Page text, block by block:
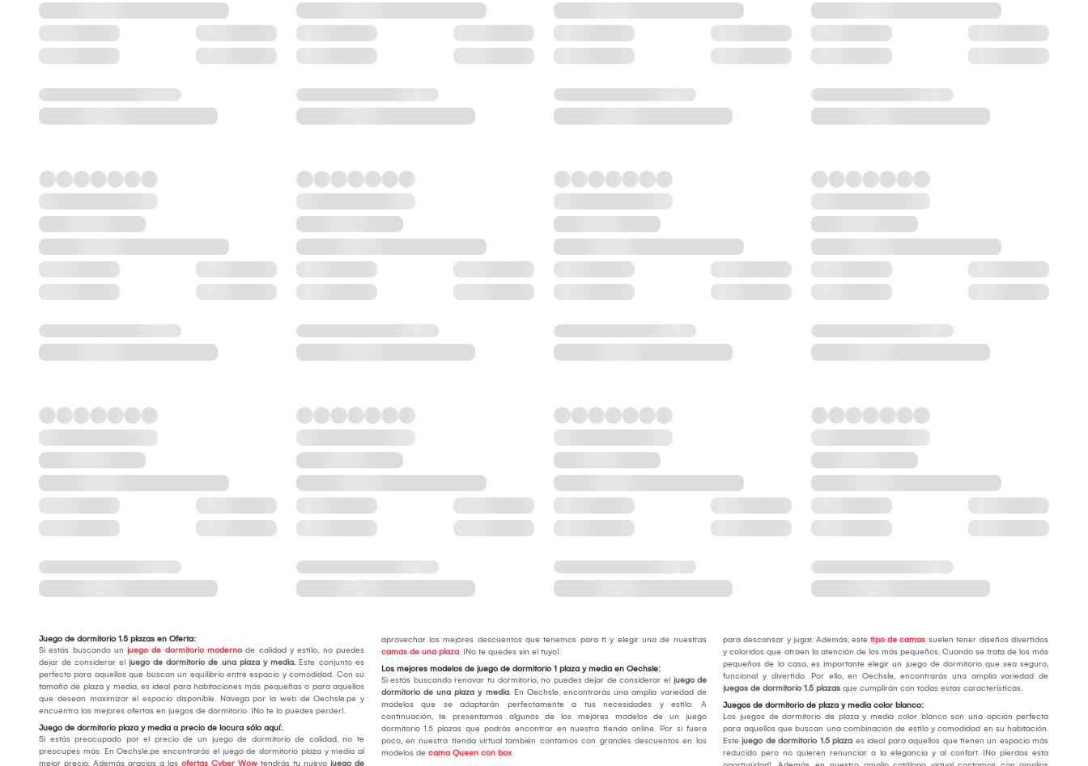
Juego de dormitorio 1.5 plazas en Oferta:
Si estás buscando un juego de dormitorio moderno de calidad y estilo, no puedes
dejar de considerar el juego de dormitorio de una plaza y media. Este conjunto es
perfecto para aquellos que buscan un equilibrio entre espacio y comodidad. Con su
tamaño de plaza y media, es ideal para habitaciones más pequeñas o para aquellos
que desean maximizar el espacio disponible. Navega por la web de Oechsle.pe y
encuentra las mejores ofertas en juegos de dormitorio. ¡No te lo puedes perder!.
Juego de dormitorio plaza y media a precio de locura sólo aquí:
Si estás preocupado por el precio de un juego de dormitorio de calidad, no te
preocupes más. En Oechsle.pe encontrarás el juego de dormitorio plaza y media al
mejor precio. Además gracias a las ofertas Cyber Wow tendrás tu nuevo juego de
aprovechar los mejores descuentos que tenemos para ti y elegir una de nuestras
camas de una plaza. ¡No te quedes sin el tuyo!.
Los mejores modelos de juego de dormitorio 1 plaza y media en Oechsle:
Si estás buscando renovar tu dormitorio, no puedes dejar de considerar el juego de
dormitorio de una plaza y media. En Oechsle, encontrarás una amplia variedad de
modelos que se adaptarán perfectamente a tus necesidades y estilo. A
continuación, te presentamos algunos de los mejores modelos de un juego
dormitorio 1.5 plazas que podrás encontrar en nuestra tienda online. Por si fuera
poco, en nuestra tienda virtual también contamos con grandes descuentos en los
modelos de cama Queen con box.
para descansar y jugar. Además, estetipo de camas suelen tener diseños divertidos
y coloridos que atraen la atención de los más pequeños. Cuando se trata de los más
pequeños de la casa, es importante elegir un juego de dormitorio que sea seguro,
funcional y divertido. Por ello, en Oechsle, encontrarás una amplia variedad de
juegos de dormitorio 1.5 plazas que cumplirán con todas estas características.
Juegos de dormitorio de plaza y media color blanco:
Los juegos de dormitorio de plaza y media color blanco son una opción perfecta
para aquellos que buscan una combinación de estilo y comodidad en su habitación.
Estejuego de dormitorio 1.5 plaza es ideal para aquellos que tienen un espacio más
reducido pero no quieren renunciar a la elegancia y al confort. ¡No pierdas esta